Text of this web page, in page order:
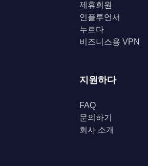
제휴회원
인플루언서
누르다
비즈니스용 VPN
지원하다
FAQ
문의하기
회사 소개